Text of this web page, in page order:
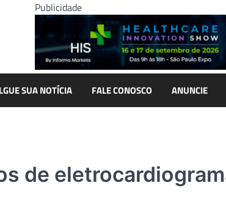
Publicidade
SUA NOTÍCIA FALE CONOSCO ANUNCIE
de